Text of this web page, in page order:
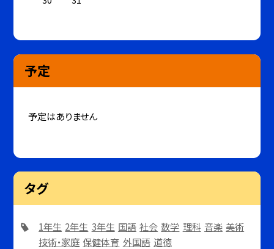
予定
予定はありません
タグ
1年生 2年生 3年生 国語 社会 数学 理科 音楽 美術
技術・家庭 保健体育 外国語 道徳